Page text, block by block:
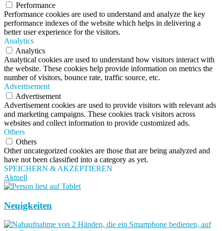
Performance
Performance cookies are used to understand and analyze the key
performance indexes of the website which helps in delivering a
better user experience for the visitors.
Analytics
Analytics
Analytical cookies are used to understand how visitors interact with
the website. These cookies help provide information on metrics the
number of visitors, bounce rate, traffic source, etc.
Advertisement
Advertisement
Advertisement cookies are used to provide visitors with relevant ads
and marketing campaigns. These cookies track visitors across
websites and collect information to provide customized ads.
Others
Others
Other uncategorized cookies are those that are being analyzed and
have not been classified into a category as yet.
SPEICHERN & AKZEPTIEREN
Aktuell
Neuigkeiten